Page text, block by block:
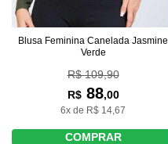
Blusa Feminina Canelada Jasmine
Verde
R$ 109,90
R$88,00
6x de R$ 14,67
COMPRAR